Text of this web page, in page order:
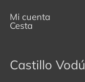
Mi cuenta
Cesta
Castillo Vodú